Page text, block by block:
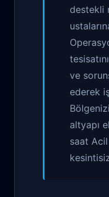
destekli
ve
ederek
altyapı
saat